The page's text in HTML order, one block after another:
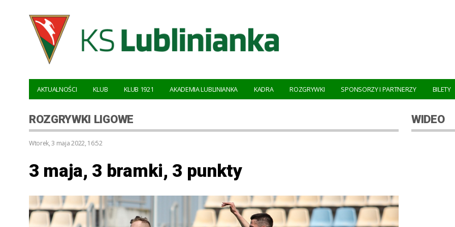
AKTUALNOŚCI KLUB KLUB 1921 AKADEMIA LUBLINIANKA KADRA ROZGRYWKI SPONSORZY I PARTNERZY BILETY
ROZGRYWKI LIGOWE
wtorek, 3 maja 2022, 16:52
3 maja, 3 bramki, 3 punkty
WIDEO